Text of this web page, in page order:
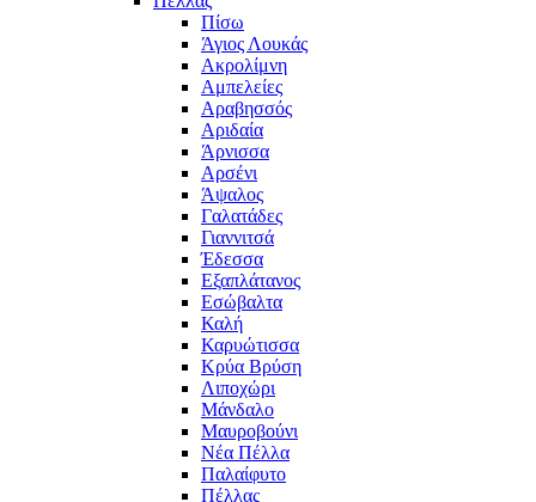
Πίσω
Άγιος Λουκάς
Ακρολίμνη
Αμπελείες
Αραβησσός
Αριδαία
Άρνισσα
Αρσένι
Άψαλος
Γαλατάδες
Γιαννιτσά
Έδεσσα
Εξαπλάτανος
Εσώβαλτα
Καλή
Καρυώτισσα
Κρύα Βρύση
Λιποχώρι
Μάνδαλο
Μαυροβούνι
Νέα Πέλλα
Παλαίφυτο
Πέλλας